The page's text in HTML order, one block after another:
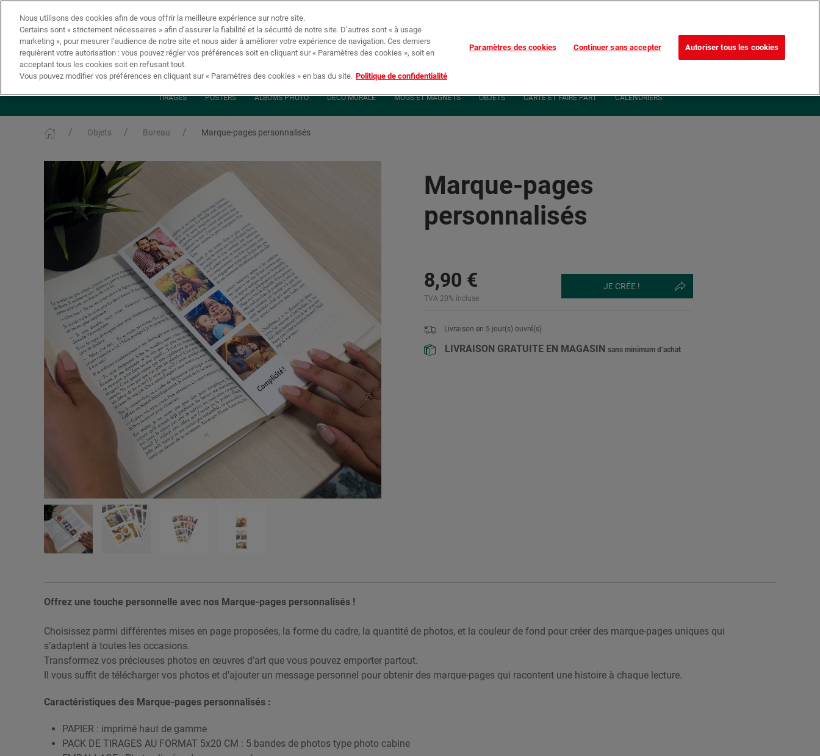
Suivi de commande MON COMPTE 0 0,00 €*
TIRAGES POSTERS ALBUMS PHOTO DÉCO MURALE MUGS ET MAGNETS OBJETS CARTE ET FAIRE PART CALENDRIERS
Objets Bureau Marque-pages personnalisés
Marque-pages
personnalisés
8,90 €
TVA 20% incluse
JE CRÉE !
Livraison en 5 jour(s) ouvré(s)
LIVRAISON GRATUITE EN MAGASIN sans minimum d’achat
Offrez une touche personnelle avec nos Marque-pages personnalisés !
Choisissez parmi différentes mises en page proposées, la forme du cadre, la quantité de photos, et la couleur de fond pour créer des marque-pages uniques qui
s’adaptent à toutes les occasions.
Transformez vos précieuses photos en œuvres d’art que vous pouvez emporter partout.
Il vous suffit de télécharger vos photos et d’ajouter un message personnel pour obtenir des marque-pages qui racontent une histoire à chaque lecture.
Caractéristiques des Marque-pages personnalisés :
PAPIER : imprimé haut de gamme
PACK DE TIRAGES AU FORMAT 5x20 CM : 5 bandes de photos type photo cabine
Nous utilisons des cookies afin de vous offrir la meilleure expérience sur notre site.
Certains sont « strictement nécessaires » afin d’assurer la fiabilité et la sécurité de notre site. D’autres sont « à usage
marketing », pour mesurer l’audience de notre site et nous aider à améliorer votre expérience de navigation. Ces derniers
requièrent votre autorisation : vous pouvez régler vos préférences soit en cliquant sur « Paramètres des cookies », soit en
acceptant tous les cookies soit en refusant tout.
Vous pouvez modifier vos préférences en cliquant sur « Paramètres des cookies » en bas du site. Politique de confidentialité
Paramètres des cookies Continuer sans accepter Autoriser tous les cookies